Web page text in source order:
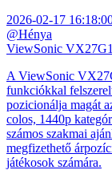
2026-02-17
@Hénya
ViewSonic
A ViewSonic
funkciókkal
pozicionálja magát
colos, 1440p
számos szakmai
megfizethető
játékosok számára.